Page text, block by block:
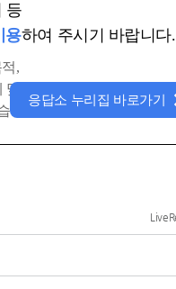
등
용하여 주시기 바랍니다.
,
지
니다.
응답소 누리집 바로가기